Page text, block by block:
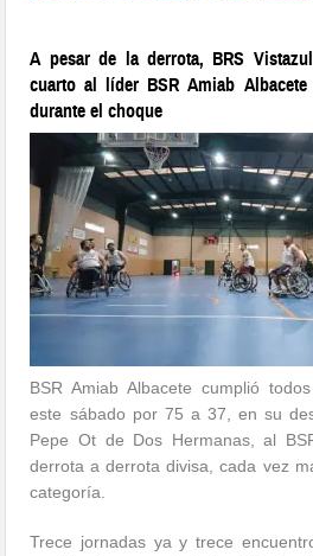
A pesar de la derrota, BRS
cuarto al líder BSR Amiab
durante el choque
BSR Amiab Albacete cumplió
este sábado por 75 a 37, en su
Pepe Ot de Dos Hermanas, al
derrota a derrota divisa, cada vez
categoría.
Trece jornadas ya y trece